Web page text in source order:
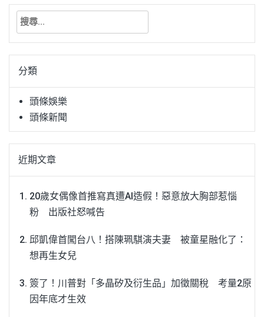
搜
關
字:分類
頭條娛樂
頭條新聞
近期文章
20歲女偶像首推寫真遭AI造假！惡意放大胸部惹惱
粉 出版社怒喊告
邱凱偉首闖台八！搭陳珮騏演夫妻 被童星融化了：
想再生女兒
簽了！川普對「多晶矽及衍生品」加徵關稅 考量2原
因年底才生效